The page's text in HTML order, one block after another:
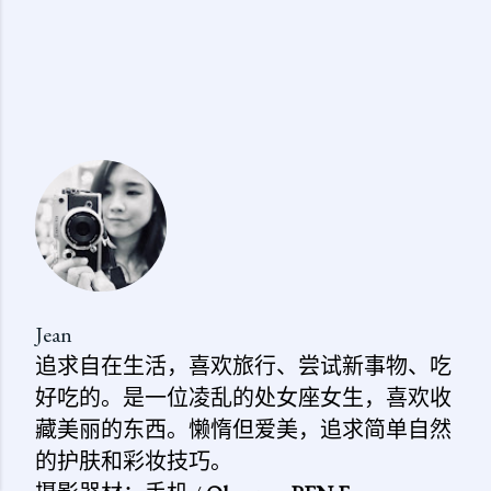
Jean
追求自在生活，喜欢旅行、尝试新事物、吃
好吃的。是一位凌乱的处女座女生，喜欢收
藏美丽的东西。懒惰但爱美，追求简单自然
的护肤和彩妆技巧。